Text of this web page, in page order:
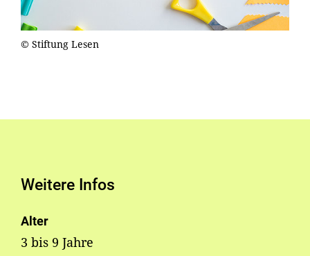
© Stiftung Lesen
Weitere Infos
Alter
3 bis 9 Jahre